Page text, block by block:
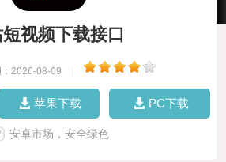
短视频下载接口
：2026-08-09
苹果下载 PC下载
安卓市场，安全绿色